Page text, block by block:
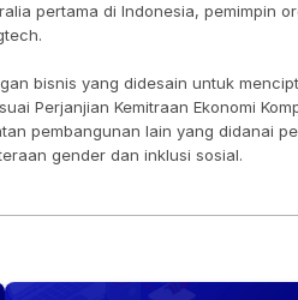
pertama di Indonesia, pemimpin
bisnis yang didesain untuk
Perjanjian Kemitraan Ekonomi
pembangunan lain yang didanai
gender dan inklusi sosial.